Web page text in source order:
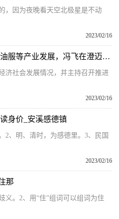
，因为夜晚看天空北极星是不动
2023/02/16
天天快播：关于游戏出海、油服等产业发展，冯飞在澄迈调研时提出这些要求
济社会发展情况，并主持召开推进
2023/02/16
身价_安溪感德镇
2、明、清时，为感德里。3、民国
2023/02/16
那
义。2、用“住”组词可以组词为住